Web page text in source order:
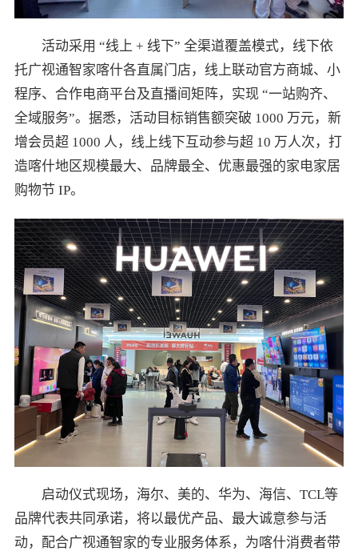
活动采用 “线上 + 线下” 全渠道覆盖模式，线下依
托广视通智家喀什各直属门店，线上联动官方商城、小
程序、合作电商平台及直播间矩阵，实现 “一站购齐、
全域服务”。据悉，活动目标销售额突破 1000 万元，新
增会员超 1000 人，线上线下互动参与超 10 万人次，打
造喀什地区规模最大、品牌最全、优惠最强的家电家居
购物节 IP。
启动仪式现场，海尔、美的、华为、海信、TCL等
品牌代表共同承诺，将以最优产品、最大诚意参与活
动，配合广视通智家的专业服务体系，为喀什消费者带